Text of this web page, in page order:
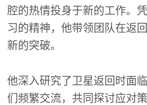
腔的热情投身于新的工作。
习的精神，他带领团队在返
新的突破。
他深入研究了卫星返回时面
们频繁交流，共同探讨应对